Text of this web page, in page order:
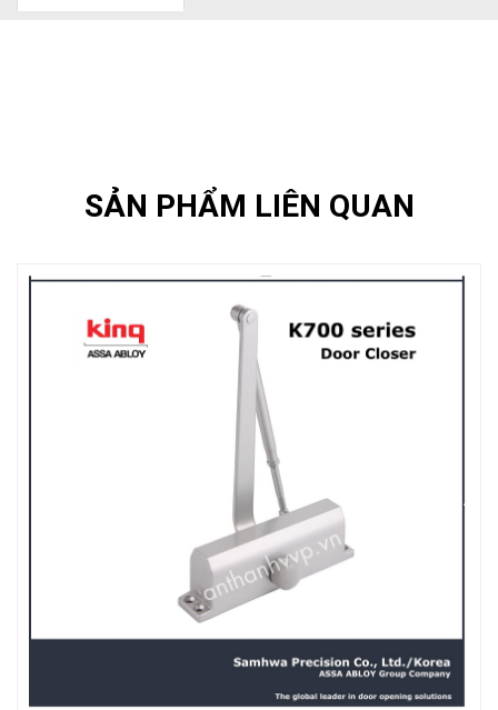
SẢN PHẨM LIÊN QUAN